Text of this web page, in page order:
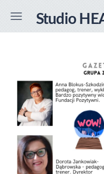
Studio